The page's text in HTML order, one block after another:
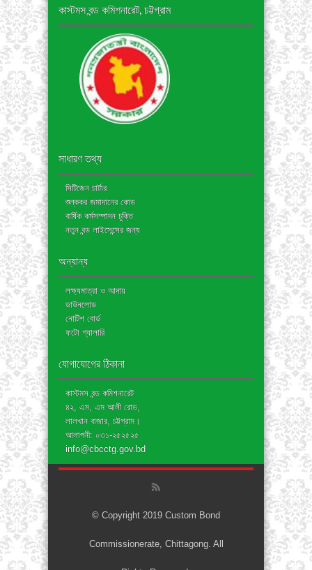
কাস্টমস বন্ড কমিশনারেট, চট্টগ্রাম
সাধারণ তথ্য
সিটিজেন চার্টার
শুল্ককর জমাদানের কোড
বার্ষিক কর্মসম্পাদন চুক্তি
নতুন বন্ড লাইসেন্সের জন্য
অন্যান্য
লক্ষ্যমাত্রা ও আদায়
ডাউনলোড
নোটিশ বোর্ড
ফটো গ্যালারি
যোগাযোগের ঠিকানা
কাস্টমস বন্ড কমিশনারেট
৪২, এম, এম আলী রোড,
লালখান বাজার, চট্টগ্রাম।
আলাপনী: ০৩১-২৫২৫২৫
info@cbcctg.gov.bd
© Copyright 2019 Custom Bond
Commissionerate, Chittagong. All